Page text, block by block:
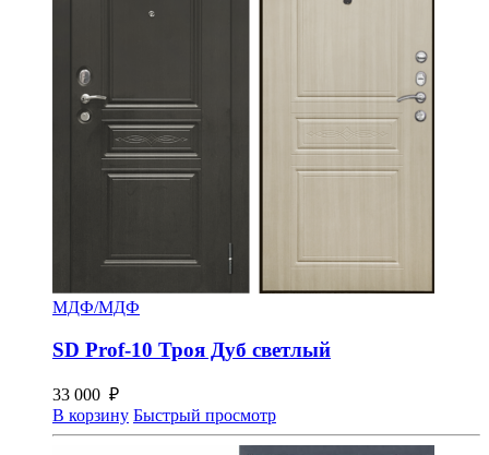
МДФ/МДФ
SD Prof-10 Троя Дуб светлый
33 000 ₽
В корзину Быстрый просмотр